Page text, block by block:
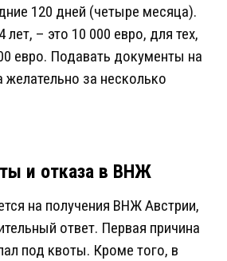
120 дней (четыре месяца).
– это 10 000 евро, для тех,
евро. Подавать документы на
желательно за несколько
и отказа в ВНЖ
на получения ВНЖ Австрии,
ответ. Первая причина
под квоты. Кроме того, в